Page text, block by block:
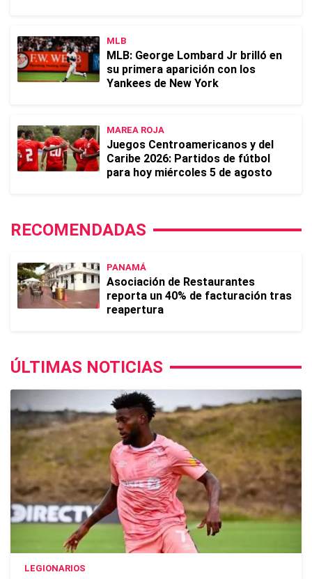
MLB
MLB: George Lombard Jr brilló en
su primera aparición con los
Yankees de New York
MAREA ROJA
Juegos Centroamericanos y del
Caribe 2026: Partidos de fútbol
para hoy miércoles 5 de agosto
RECOMENDADAS
PANAMÁ
Asociación de Restaurantes
reporta un 40% de facturación tras
reapertura
ÚLTIMAS NOTICIAS
LEGIONARIOS